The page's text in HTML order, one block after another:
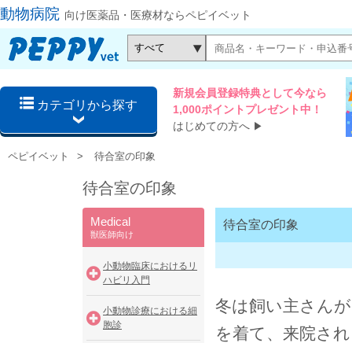
動物病院 向け医薬品・医療材ならペピイベット
カテゴリから探す
新規会員登録特典として今なら
1,000ポイントプレゼント中！
はじめての方へ ▶
ペピイベット 待合室の印象
待合室の印象
Medical
獣医師向け
小動物臨床におけるリ
ハビリ入門
小動物診療における細
胞診
待合室の印象
冬は飼い主さん
を着て、来院さ